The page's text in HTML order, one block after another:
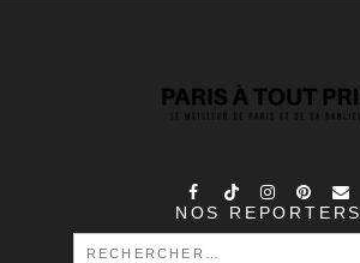
NOS REPORTERS